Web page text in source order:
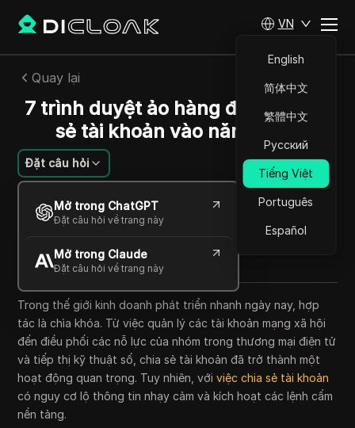
VN
English
简体中文
繁體中文
Русский
Tiếng Việt
Português
Español
Quay lại
7 trình duyệt ảo hàng đầu để chia
sẻ tài khoản vào năm 2025
Đặt câu hỏi
Mở trong ChatGPT
Đặt câu hỏi về trang này
Mở trong Claude
Đặt câu hỏi về trang này
Felipe Moreira
21 Th09 2025 7 Đọc trong giây phút
Copy Link
Trong thế giới kinh doanh phát triển nhanh ngày nay, hợp
tác là chìa khóa. Từ việc quản lý các tài khoản mạng xã hội
đến điều phối các nỗ lực của nhóm trong thương mại điện tử
và tiếp thị kỹ thuật số, chia sẻ tài khoản đã trở thành một
hoạt động quan trọng. Tuy nhiên, vớiviệc chia sẻ tài khoản
có nguy cơ lộ thông tin nhạy cảm và kích hoạt các lệnh cấm
nền tảng.